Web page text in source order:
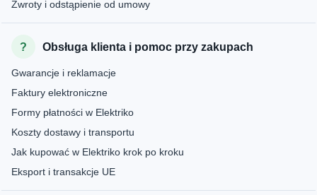
Zwroty i odstąpienie od umowy
Obsługa klienta i pomoc przy zakupach
Gwarancje i reklamacje
Faktury elektroniczne
Formy płatności w Elektriko
Koszty dostawy i transportu
Jak kupować w Elektriko krok po kroku
Eksport i transakcje UE